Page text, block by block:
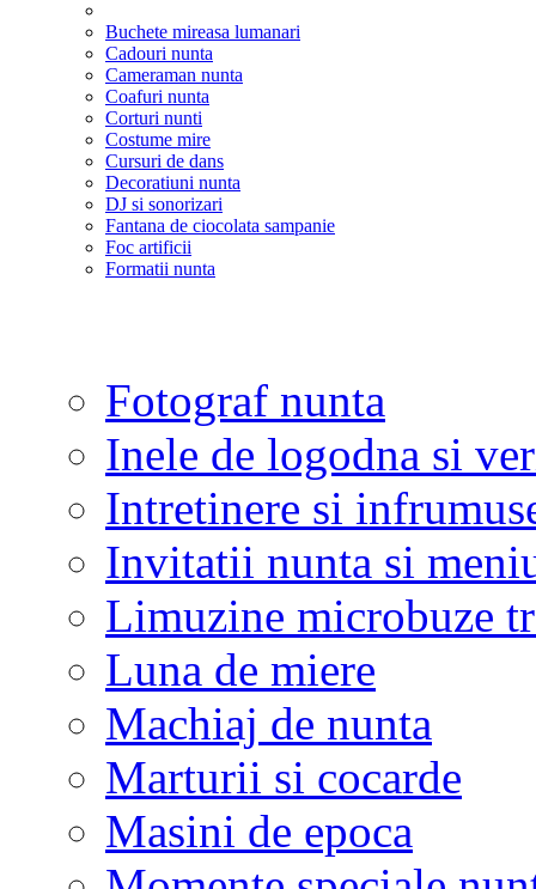
Buchete mireasa lumanari
Cadouri nunta
Cameraman nunta
Coafuri nunta
Corturi nunti
Costume mire
Cursuri de dans
Decoratiuni nunta
DJ si sonorizari
Fantana de ciocolata sampanie
Foc artificii
Formatii nunta
Fotograf nunta
Inele de logodna si
Intretinere si
Invitatii nunta si
Limuzine microbuze
Luna de miere
Machiaj de nunta
Marturii si cocarde
Masini de epoca